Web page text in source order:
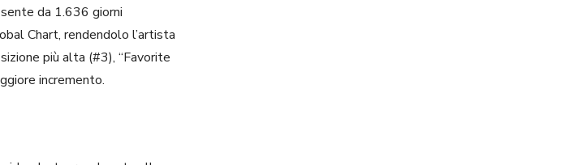
da 1.636 giorni
Chart, rendendolo l’artista
più alta (#3), “Favorite
incremento.